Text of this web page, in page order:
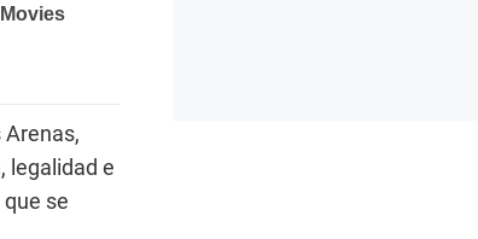
legalidad e
se